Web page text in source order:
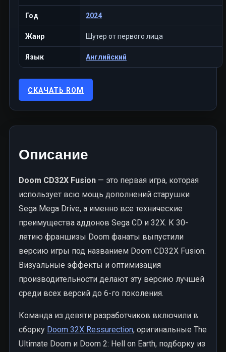
Год 2024
Жанр Шутер от первого лица
Язык Английский
СКАЧАТЬ ROM
Описание
Doom CD32X Fusion — это первая игра, которая
использует всю мощь дополнений старушки
Sega Mega Drive, а именно все технические
преимущества аддонов Sega CD и 32X. К 30-
летию франшизы Doom фанаты выпустили
версию игры под названием Doom CD32X Fusion.
Визуальные эффекты и оптимизация
производительности делают эту версию лучшей
среди всех версий до 6-го поколения.
Команда из девяти разработчиков включили в
сборку Doom 32X Ressurection, оригинальные The
Ultimate Doom и Doom 2: Hell on Earth, подборку из